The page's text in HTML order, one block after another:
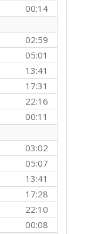
00:14
02:59
05:01
13:41
17:31
22:16
00:11
03:02
05:07
13:41
17:28
22:10
00:08